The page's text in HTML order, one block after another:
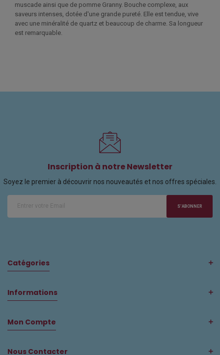
muscade ainsi que de pomme Granny. Bouche complexe, aux
saveurs intenses, dotée d'une grande pureté. Elle est tendue, vive
avec une minéralité de quartz et beaucoup de charme. Sa longueur
est remarquable.
Inscription à notre Newsletter
Soyez le premier à découvrir nos nouveautés et nos offres spéciales.
S'ABONNER
Catégories
Informations
Mon Compte
Nous Contacter